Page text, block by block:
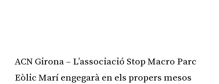
ACN Girona – L’associació Stop Macro Parc
Eòlic Marí engegarà en els propers mesos